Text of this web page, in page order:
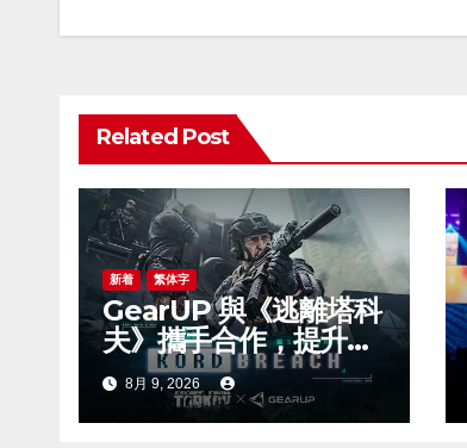
ビ
ー
シ
ョ
ン
Related Post
新着 繁体字
GearUP 與《逃離塔科
夫》攜手合作，提升新
賽季線上遊戲體驗
8月 9, 2026